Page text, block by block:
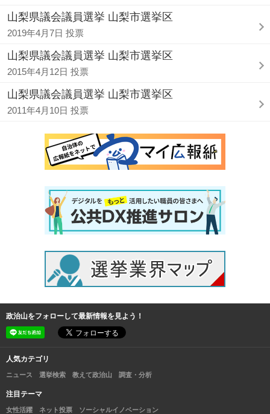
山梨県議会議員選挙 山梨市選挙区
2019年4月7日 投票
山梨県議会議員選挙 山梨市選挙区
2015年4月12日 投票
山梨県議会議員選挙 山梨市選挙区
2011年4月10日 投票
政治山をフォローして最新情報を見よう！
人気カテゴリ
ニュース 選挙検索 教えて政治山 調査・分析
注目テーマ
女性活躍 ネット投票 ソーシャルイノベーション